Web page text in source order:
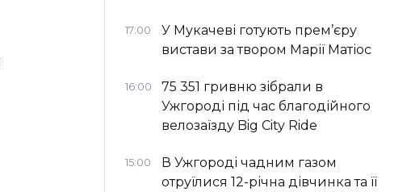
17:00
У Мукачеві готують прем’єру
вистави за твором Марії Матіос
16:00
75 351 гривню зібрали в
Ужгороді під час благодійного
велозаїзду Big Сity Ride
15:00
В Ужгороді чадним газом
отруїлися 12-річна дівчинка та її